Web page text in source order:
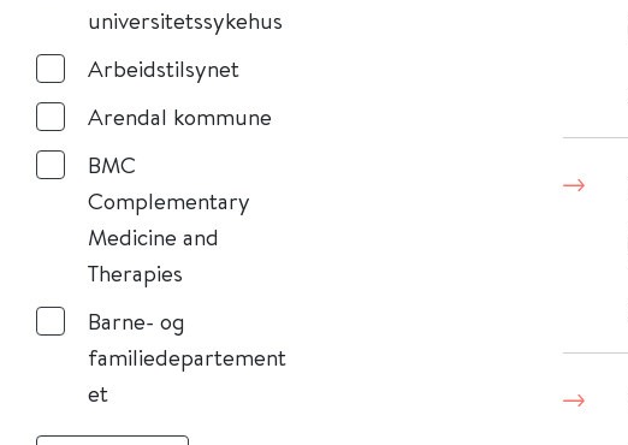
universitetssykehus
Arbeidstilsynet
Arendal kommune
BMC
Complementary
Medicine and
Therapies
Barne- og
familiedepartement
et